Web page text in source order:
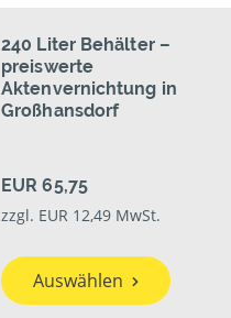
240 Liter Behälter –
preiswerte
Aktenvernichtung in
Großhansdorf
EUR 65,75
zzgl. EUR 12,49 MwSt.
Auswählen